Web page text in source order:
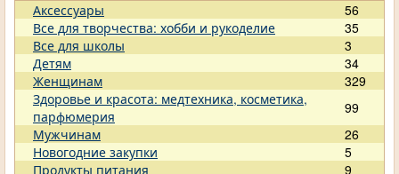
Аксессуары
56
Все для творчества: хобби и рукоделие
35
Все для школы
3
Детям
34
Женщинам
329
Здоровье и красота: медтехника, косметика,
парфюмерия
99
Мужчинам
26
Новогодние закупки
5
Продукты питания
9